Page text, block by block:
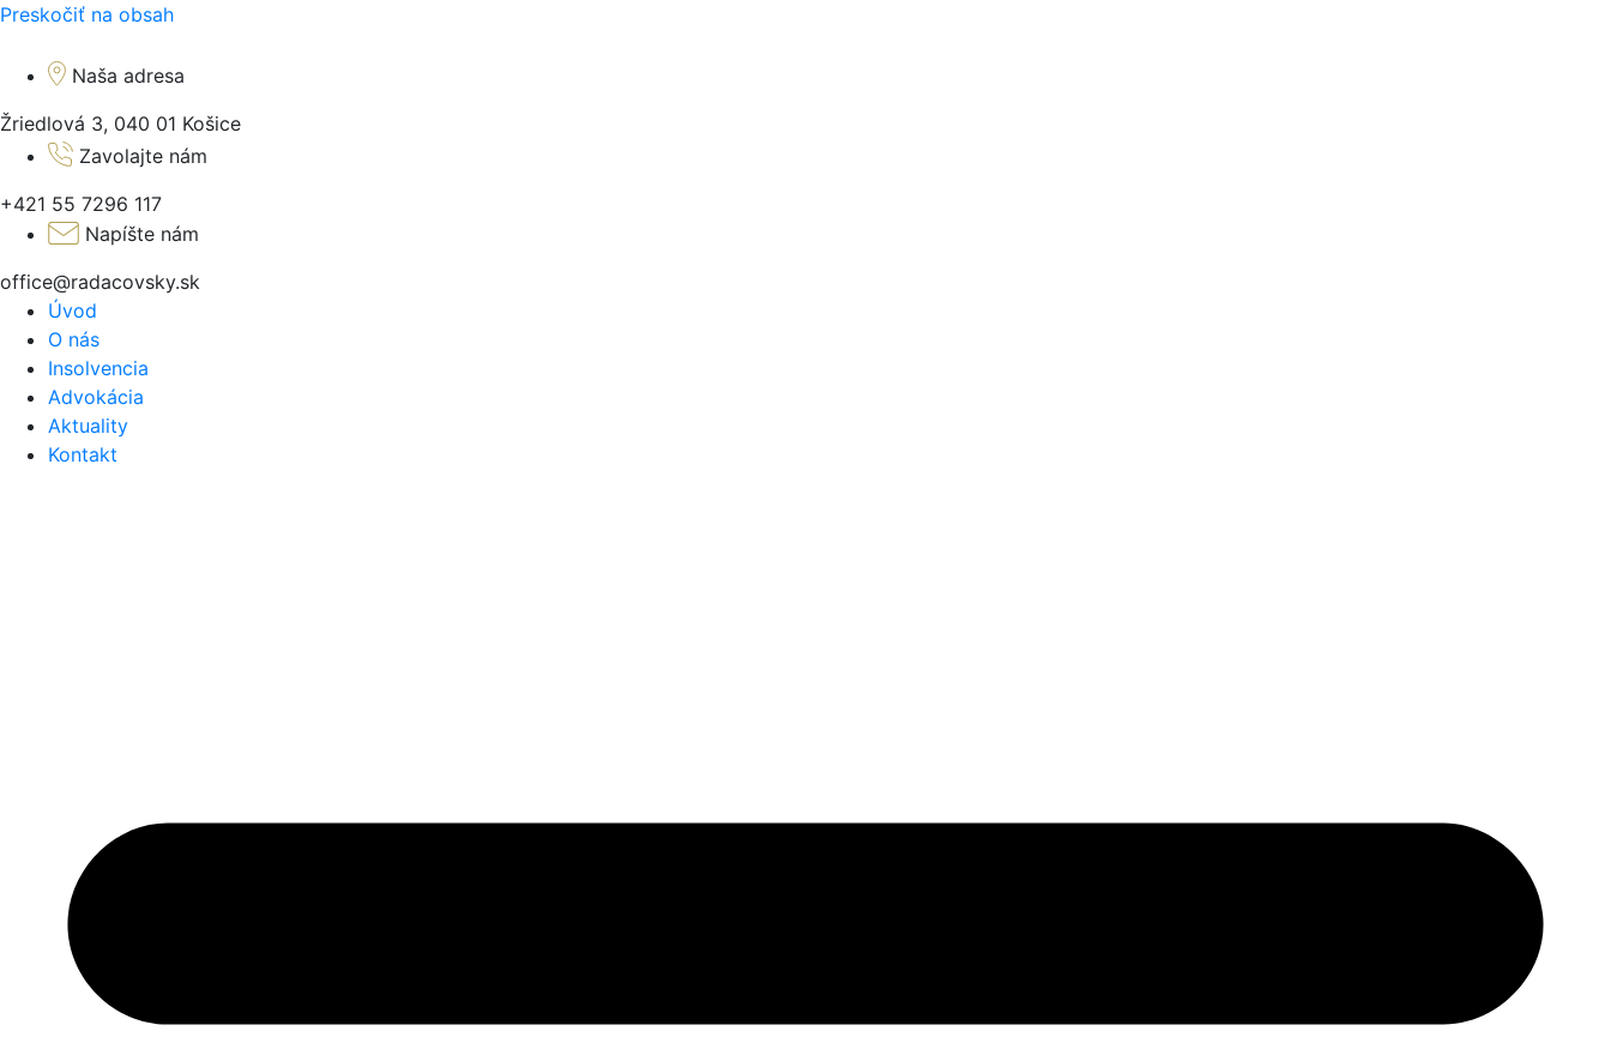
Preskočiť na obsah
Naša adresa
Žriedlová 3, 040 01 Košice
Zavolajte nám
+421 55 7296 117
Napíšte nám
office@radacovsky.sk
Úvod
O nás
Insolvencia
Advokácia
Aktuality
Kontakt